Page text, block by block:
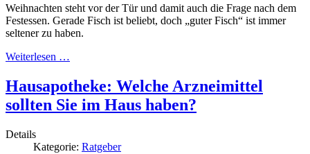
Weihnachten steht vor der Tür und damit auch die Frage nach dem
Festessen. Gerade Fisch ist beliebt, doch „guter Fisch“ ist immer
seltener zu haben.
Weiterlesen …
Hausapotheke: Welche Arzneimittel
sollten Sie im Haus haben?
Details
Kategorie: Ratgeber